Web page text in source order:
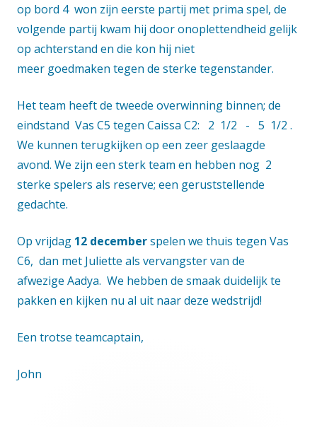
op bord 4 won zijn eerste partij met prima spel, de
volgende partij kwam hij door onoplettendheid gelijk
op achterstand en die kon hij niet
meer goedmaken tegen de sterke tegenstander.
Het team heeft de tweede overwinning binnen; de
eindstand Vas C5 tegen Caissa C2: 2 1/2 - 5 1/2 .
We kunnen terugkijken op een zeer geslaagde
avond. We zijn een sterk team en hebben nog 2
sterke spelers als reserve; een geruststellende
gedachte.
Op vrijdag 12 decemberspelen we thuis tegen Vas
C6, dan met Juliette als vervangster van de
afwezige Aadya. We hebben de smaak duidelijk te
pakken en kijken nu al uit naar deze wedstrijd!
Een trotse teamcaptain,
John